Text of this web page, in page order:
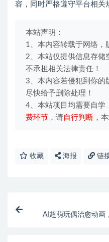
容，同时严格遵守平台相关
本站声明：
1、本内容转载于网络，
2、本站仅提供信息存储
不承担相关法律责任！
3、本内容若侵犯到你的
尽快给予删除处理！
4、本站项目均需要自学
费环节 ，请自行判断 ，
收藏 海报 链
AI超萌玩偶治愈动画